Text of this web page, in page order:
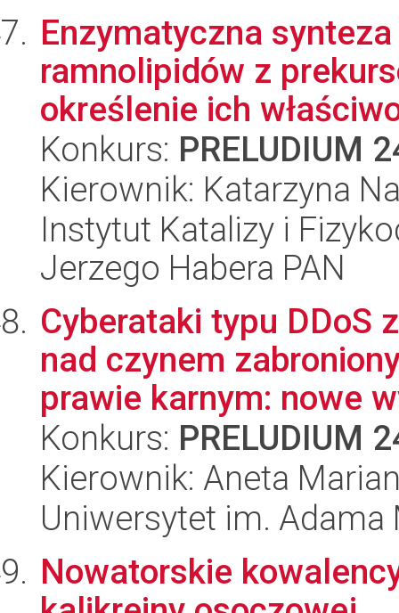
Enzymatyczna
ramnolipidów z
określenie ich
Konkurs: PRELUDIUM
Kierownik: Katarzyna
Instytut Katalizy i
Jerzego Habera PAN
Cyberataki typu DDoS
nad czynem
prawie karnym: nowe
Konkurs: PRELUDIUM
Kierownik: Aneta
Uniwersytet im.
Nowatorskie